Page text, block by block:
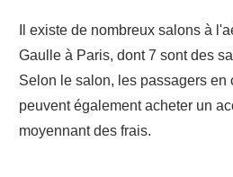
Il existe de nombreux salons à
Gaulle à Paris, dont 7 sont des
Selon le salon, les passagers en
peuvent également acheter un
moyennant des frais.